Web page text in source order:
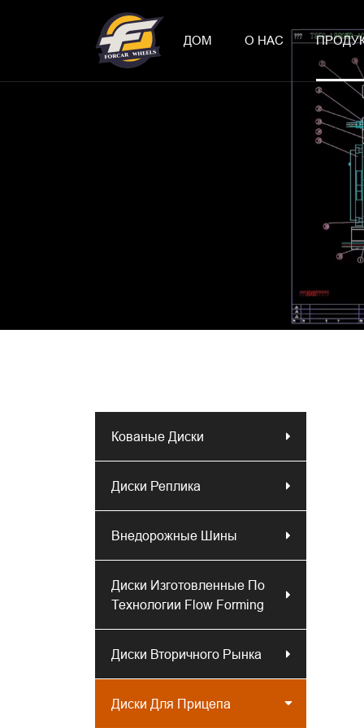
ДОМ О НАС
Кованые Диски
Диски Реплика
Внедорожные Шины
Диски Изготовленные По
Технологии Flow Forming
Диски Вторичного Рынка
Диски Для Прицепа